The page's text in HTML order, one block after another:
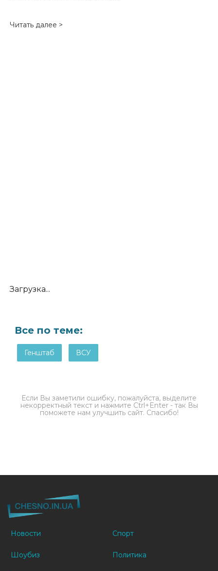
Читать далее >
Загрузка...
Все по теме:
Генштаб ВСУ
Если Вы заметили ошибку, пожалуйста, выделите
некорректный текст и нажмите Ctrl+Enter - так Вы
поможете нам улучшить сайт. Спасибо!
Новости Спорт
Шоубиз Политика